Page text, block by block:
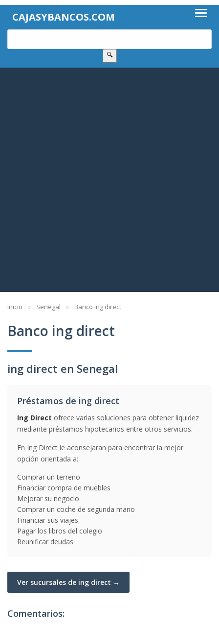
CAJASYBANCOS.COM
🔍
Inicio Senegal Banco ing direct
Banco ing direct
ing direct en Senegal
Préstamos de ing direct
Ing Direct ofrece varias soluciones para obtener liquidez
mediante préstamos hipotecarios entre otros servicios.
En Ing Direct le aconsejaran para encontrar la mejor
opción orientada a:
Comprar un terreno
Financiar compra de muebles
Mejorar su negocio
Comprar un coche de segunda mano
Financiar sus viajes
Pagar los libros del colegio
Reunificar deudas
Ver sucursales de ing direct →
Comentarios: